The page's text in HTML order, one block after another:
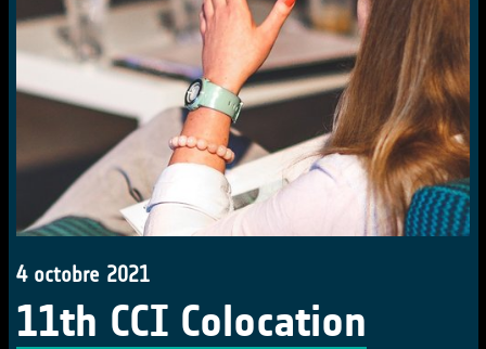
4 octobre 2021
11th CCI Colocation